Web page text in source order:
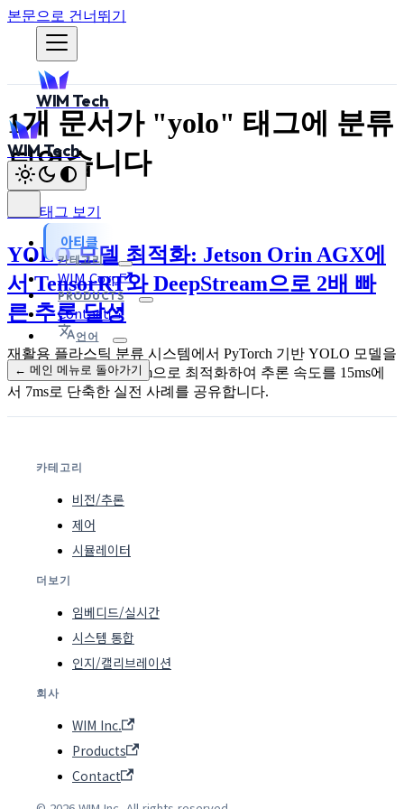
본문으로 건너뛰기
WIM Tech
WIM Tech
아티클
카테고리
WIM Corp
PRODUCTS
Contact
언어
← 메인 메뉴로 돌아가기
1개 문서가 "yolo" 태그에 분류
되었습니다
모든 태그 보기
YOLO 모델 최적화: Jetson Orin AGX에
서 TensorRT와 DeepStream으로 2배 빠
른 추론 달성
재활용 플라스틱 분류 시스템에서 PyTorch 기반 YOLO 모델을
TensorRT와 DeepStream으로 최적화하여 추론 속도를 15ms에
서 7ms로 단축한 실전 사례를 공유합니다.
카테고리
비전/추론
제어
시뮬레이터
더보기
임베디드/실시간
시스템 통합
인지/캘리브레이션
회사
WIM Inc.
Products
Contact